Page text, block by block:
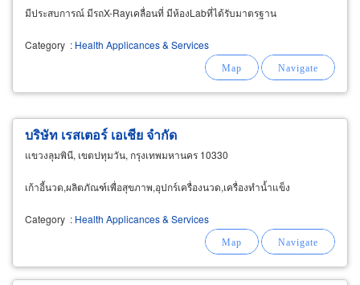
มีประสบการณ์ มีรถX-Rayเคลื่อนที่ มีห้องLabที่ได้รับมาตรฐาน
Category : Health Applicances & Services
บริษัท เรสเตอร์ เอเชีย จำกัด
แขวงลุมพินี, เขตปทุมวัน, กรุงเทพมหานคร 10330
เก้าอี้นวด,ผลิตภัณฑ์เพื่อสุขภาพ,อุปกร์เครื่องนวด,เครื่องทำน้ำแข็ง
Category : Health Applicances & Services